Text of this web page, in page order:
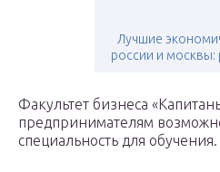
Лучшие
россии и москвы:
Факультет бизнеса
предпринимателям
специальность для обучения.